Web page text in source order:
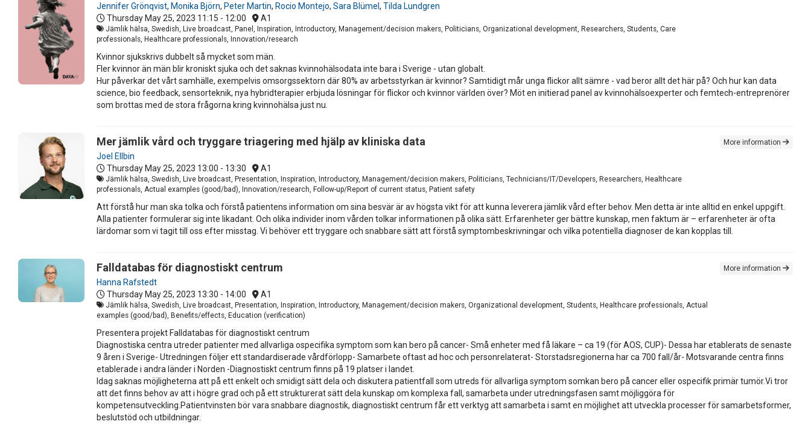
Jennifer Grönqvist, Monika Björn, Peter Martin, Rocio Montejo, Sara Blümel , Tilda Lundgren
Thursday May 25, 2023 11:15 - 12:00 A1
Jämlik hälsa, Swedish, Live broadcast, Panel, Inspiration, Introductory, Management/decision makers, Politicians, Organizational development, Researchers, Students, Care
professionals, Healthcare professionals, Innovation/research
Kvinnor sjukskrivs dubbelt så mycket som män.
Fler kvinnor än män blir kroniskt sjuka och det saknas kvinnohälsodata inte bara i Sverige - utan globalt.
Hur påverkar det vårt samhälle, exempelvis omsorgssektorn där 80% av arbetsstyrkan är kvinnor? Samtidigt mår unga flickor allt sämre - vad beror allt det här på? Och hur kan data
science, bio feedback, sensorteknik, nya hybridterapier erbjuda lösningar för flickor och kvinnor världen över? Möt en initierad panel av kvinnohälsoexperter och femtech-entreprenörer
som brottas med de stora frågorna kring kvinnohälsa just nu.
Mer jämlik vård och tryggare triagering med hjälp av kliniska data
Joel Ellbin
Thursday May 25, 2023 13:00 - 13:30 A1
Jämlik hälsa, Swedish, Live broadcast, Presentation, Inspiration, Introductory, Management/decision makers, Politicians, Technicians/IT/Developers, Researchers, Healthcare
professionals, Actual examples (good/bad), Innovation/research, Follow-up/Report of current status, Patient safety
More information
Att förstå hur man ska tolka och förstå patientens information om sina besvär är av högsta vikt för att kunna leverera jämlik vård efter behov. Men detta är inte alltid en enkel uppgift.
Alla patienter formulerar sig inte likadant. Och olika individer inom vården tolkar informationen på olika sätt. Erfarenheter ger bättre kunskap, men faktum är – erfarenheter är ofta
lärdomar som vi tagit till oss efter misstag. Vi behöver ett tryggare och snabbare sätt att förstå symptombeskrivningar och vilka potentiella diagnoser de kan kopplas till.
Falldatabas för diagnostiskt centrum
Hanna Rafstedt
Thursday May 25, 2023 13:30 - 14:00 A1
Jämlik hälsa, Swedish, Live broadcast, Presentation, Inspiration, Introductory, Management/decision makers, Organizational development, Students, Healthcare professionals, Actual
examples (good/bad), Benefits/effects, Education (verification)
More information
Presentera projekt Falldatabas för diagnostiskt centrum
Diagnostiska centra utreder patienter med allvarliga ospecifika symptom som kan bero på cancer- Små enheter med få läkare – ca 19 (för AOS, CUP)- Dessa har etablerats de senaste
9 åren i Sverige- Utredningen följer ett standardiserade vårdförlopp- Samarbete oftast ad hoc och personrelaterat- Storstadsregionerna har ca 700 fall/år- Motsvarande centra finns
etablerade i andra länder i Norden -Diagnostiskt centrum finns på 19 platser i landet.
Idag saknas möjligheterna att på ett enkelt och smidigt sätt dela och diskutera patientfall som utreds för allvarliga symptom somkan bero på cancer eller ospecifik primär tumör.Vi tror
att det finns behov av att i högre grad och på ett strukturerat sätt dela kunskap om komplexa fall, samarbeta under utredningsfasen samt möjliggöra för
kompetensutveckling.Patientvinsten bör vara snabbare diagnostik, diagnostiskt centrum får ett verktyg att samarbeta i samt en möjlighet att utveckla processer för samarbetsformer,
beslutstöd och utbildningar.